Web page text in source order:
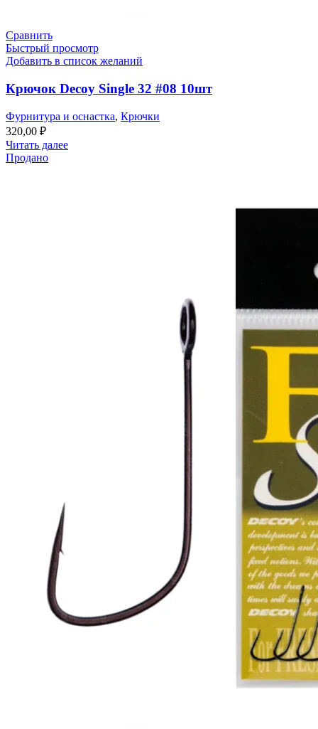
Сравнить
Быстрый просмотр
Добавить в список желаний
Крючок Decoy Single 32 #08 10шт
Фурнитура и оснастка, Крючки
320,00 ₽
Читать далее
Продано